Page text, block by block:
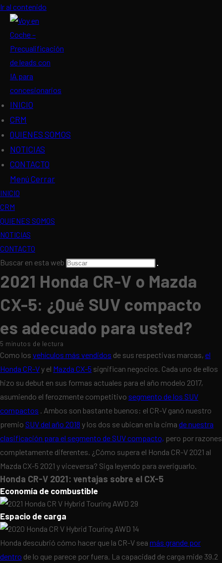
Ir al contenido
INICIO
CRM
QUIENES SOMOS
NOTICIAS
CONTACTO
Menú Cerrar
INICIO
CRM
QUIENES SOMOS
NOTICIAS
CONTACTO
Buscar en esta web
2021 Honda CR-V o Mazda
CX-5: ¿Qué SUV compacto
es adecuado para usted?
5 minutos de lectura
Como los vehículos más vendidos de sus respectivas marcas, el
Honda CR-Vy el Mazda CX-5 significan negocios. Cada uno de ellos
hizo su debut en sus formas actuales para el año modelo 2017,
asumiendo el ferozmente competitivo segmento de los SUV
compactos . Ambos son bastante buenos: el CR-V ganó nuestro
premio SUV del año 2018 y los dos se ubican en la cima de nuestra
clasificación para el segmento de SUV compacto, pero por razones
completamente diferentes. ¿Cómo supera el Honda CR-V 2021 al
Mazda CX-5 2021 y viceversa? Siga leyendo para averiguarlo.
Honda CR-V 2021: ventajas sobre el CX-5
Economía de combustible
Espacio de carga
Honda descubrió cómo hacer que la CR-V sea más grande por
dentro de lo que parece por fuera. La capacidad de carga mide 39.2